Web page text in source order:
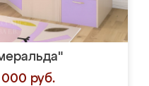
руб.